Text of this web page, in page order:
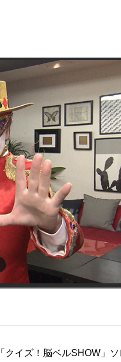
「クイズ！脳ベルSHOW」ソ